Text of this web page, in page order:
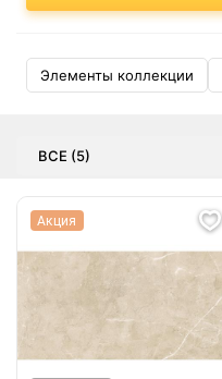
Элементы коллекции
ВСЕ (5)
Акция